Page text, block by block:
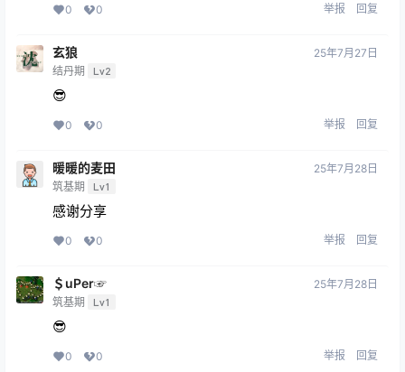
0 0 举报 回复
玄狼
结丹期 Lv2
25年7月27日
😎
0 0 举报 回复
暖暖的麦田
筑基期 Lv1
25年7月28日
感谢分享
0 0 举报 回复
＄uΡer☞
筑基期 Lv1
25年7月28日
😎
0 0 举报 回复